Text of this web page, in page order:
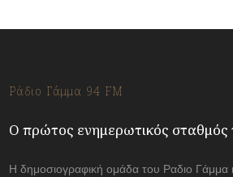
Ράδιο Γάμμα 94 FM
Ο πρώτος ενημερωτικός
Η δημοσιογραφική ομάδα του Ραδιο Γάμμα